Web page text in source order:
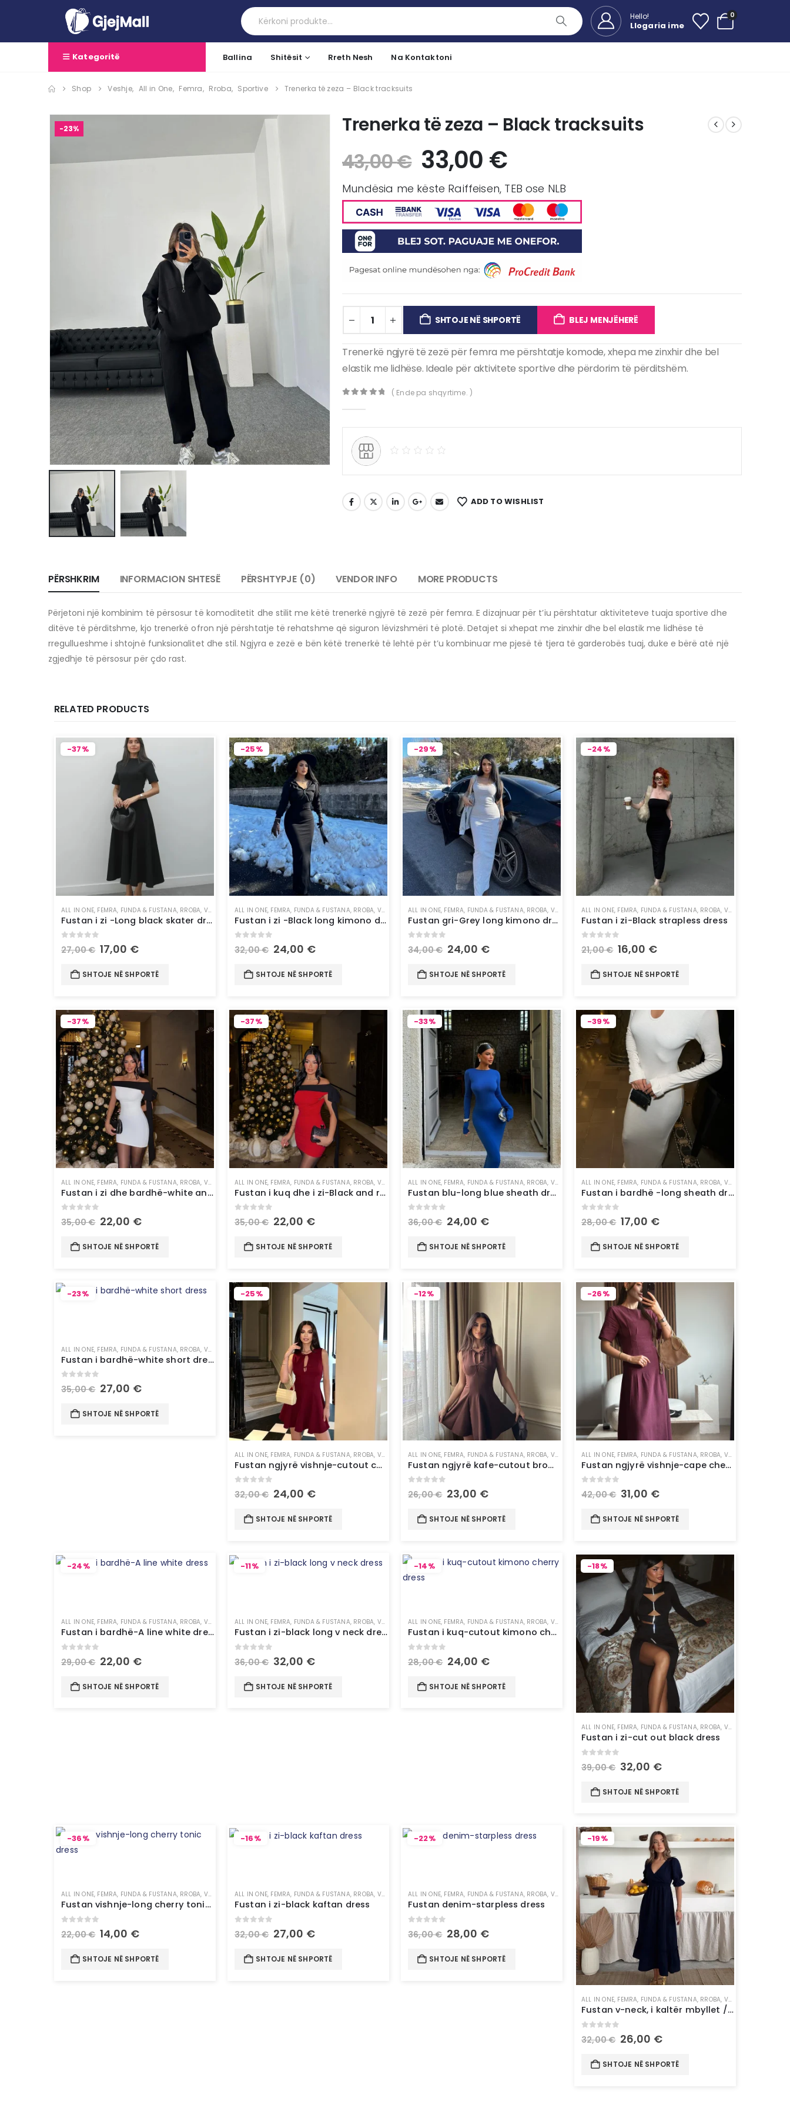
Hello!
Llogaria ime
0
Kategoritë Ballina Shitësit Rreth Nesh Na Kontaktoni
Shop Veshje, All in One, Femra, Rroba, Sportive Trenerka të zeza – Black tracksuits
-23% Trenerka të zeza – Black tracksuits
43,00€ 33,00 €
Mundësia me këste Raiffeisen, TEB ose NLB
SHTOJE NË SHPORTË BLEJ MENJËHERË
Trenerkë ngjyrë të zezë për femra me përshtatje komode, xhepa me zinxhir dhe bel
elastik me lidhëse. Ideale për aktivitete sportive dhe përdorim të përditshëm.
( Ende pa shqyrtime. )
ADD TO WISHLIST
PËRSHKRIM INFORMACION SHTESË PËRSHTYPJE (0) VENDOR INFO MORE PRODUCTS
Përjetoni një kombinim të përsosur të komoditetit dhe stilit me këtë trenerkë ngjyrë të zezë për femra. E dizajnuar për t’iu përshtatur aktiviteteve tuaja sportive dhe
ditëve të përditshme, kjo trenerkë ofron një përshtatje të rehatshme që siguron lëvizshmëri të plotë. Detajet si xhepat me zinxhir dhe bel elastik me lidhëse të
rregullueshme i shtojnë funksionalitet dhe stil. Ngjyra e zezë e bën këtë trenerkë të lehtë për t’u kombinuar me pjesë të tjera të garderobës tuaj, duke e bërë atë një
zgjedhje të përsosur për çdo rast.
RELATED PRODUCTS
-37%
ALL IN ONE, FEMRA, FUNDA & FUSTANA, RROBA, VESHJE
Fustan i zi -Long black skater dress
out of 5
27,00€ 17,00 €
SHTOJE NË SHPORTË
-25%
ALL IN ONE, FEMRA, FUNDA & FUSTANA, RROBA, VESHJE
Fustan i zi -Black long kimono dress
out of 5
32,00€ 24,00 €
SHTOJE NË SHPORTË
-29%
ALL IN ONE, FEMRA, FUNDA & FUSTANA, RROBA, VESHJE
Fustan gri-Grey long kimono dress
out of 5
34,00€ 24,00 €
SHTOJE NË SHPORTË
-24%
ALL IN ONE, FEMRA, FUNDA & FUSTANA, RROBA, VESHJE
Fustan i zi-Black strapless dress
out of 5
21,00€ 16,00 €
SHTOJE NË SHPORTË
-37%
ALL IN ONE, FEMRA, FUNDA & FUSTANA, RROBA, VESHJE
Fustan i zi dhe bardhë-white and black short dress
out of 5
35,00€ 22,00 €
SHTOJE NË SHPORTË
-37%
ALL IN ONE, FEMRA, FUNDA & FUSTANA, RROBA, VESHJE
Fustan i kuq dhe i zi-Black and red short dress
out of 5
35,00€ 22,00 €
SHTOJE NË SHPORTË
-33%
ALL IN ONE, FEMRA, FUNDA & FUSTANA, RROBA, VESHJE
Fustan blu-long blue sheath dress
out of 5
36,00€ 24,00 €
SHTOJE NË SHPORTË
-39%
ALL IN ONE, FEMRA, FUNDA & FUSTANA, RROBA, VESHJE
Fustan i bardhë -long sheath dress
out of 5
28,00€ 17,00 €
SHTOJE NË SHPORTË
-23%
ALL IN ONE, FEMRA, FUNDA & FUSTANA, RROBA, VESHJE
Fustan i bardhë-white short dress
out of 5
35,00€ 27,00 €
SHTOJE NË SHPORTË
-25%
ALL IN ONE, FEMRA, FUNDA & FUSTANA, RROBA, VESHJE
Fustan ngjyrë vishnje-cutout cherry short dress
out of 5
32,00€ 24,00 €
SHTOJE NË SHPORTË
-12%
ALL IN ONE, FEMRA, FUNDA & FUSTANA, RROBA, VESHJE
Fustan ngjyrë kafe-cutout brown dress
out of 5
26,00€ 23,00 €
SHTOJE NË SHPORTË
-26%
ALL IN ONE, FEMRA, FUNDA & FUSTANA, RROBA, VESHJE
Fustan ngjyrë vishnje-cape cherry dress
out of 5
42,00€ 31,00 €
SHTOJE NË SHPORTË
-24%
ALL IN ONE, FEMRA, FUNDA & FUSTANA, RROBA, VESHJE
Fustan i bardhë-A line white dress
29,00€ 22,00 €
SHTOJE NË SHPORTË
-11%
ALL IN ONE, FEMRA, FUNDA & FUSTANA, RROBA, VESHJE
Fustan i zi-black long v neck dress
out of 5
36,00€ 32,00 €
SHTOJE NË SHPORTË
-14%
ALL IN ONE, FEMRA, FUNDA & FUSTANA, RROBA, VESHJE
Fustan i kuq-cutout kimono cherry dress
28,00€ 24,00 €
SHTOJE NË SHPORTË
-18%
ALL IN ONE, FEMRA, FUNDA & FUSTANA, RROBA, VESHJE
Fustan i zi-cut out black dress
out of 5
39,00€ 32,00 €
SHTOJE NË SHPORTË
-36%
ALL IN ONE, FEMRA, FUNDA & FUSTANA, RROBA, VESHJE
Fustan vishnje-long cherry tonic dress
22,00€ 14,00 €
SHTOJE NË SHPORTË
-16%
ALL IN ONE, FEMRA, FUNDA & FUSTANA, RROBA, VESHJE
Fustan i zi-black kaftan dress
32,00€ 27,00 €
SHTOJE NË SHPORTË
-22%
ALL IN ONE, FEMRA, FUNDA & FUSTANA, RROBA, VESHJE
Fustan denim-starpless dress
out of 5
36,00€ 28,00 €
SHTOJE NË SHPORTË
-19%
ALL IN ONE, FEMRA, FUNDA & FUSTANA, RROBA, VESHJE
Fustan v-neck, i kaltër mbyllet / navy color
out of 5
32,00€ 26,00 €
SHTOJE NË SHPORTË